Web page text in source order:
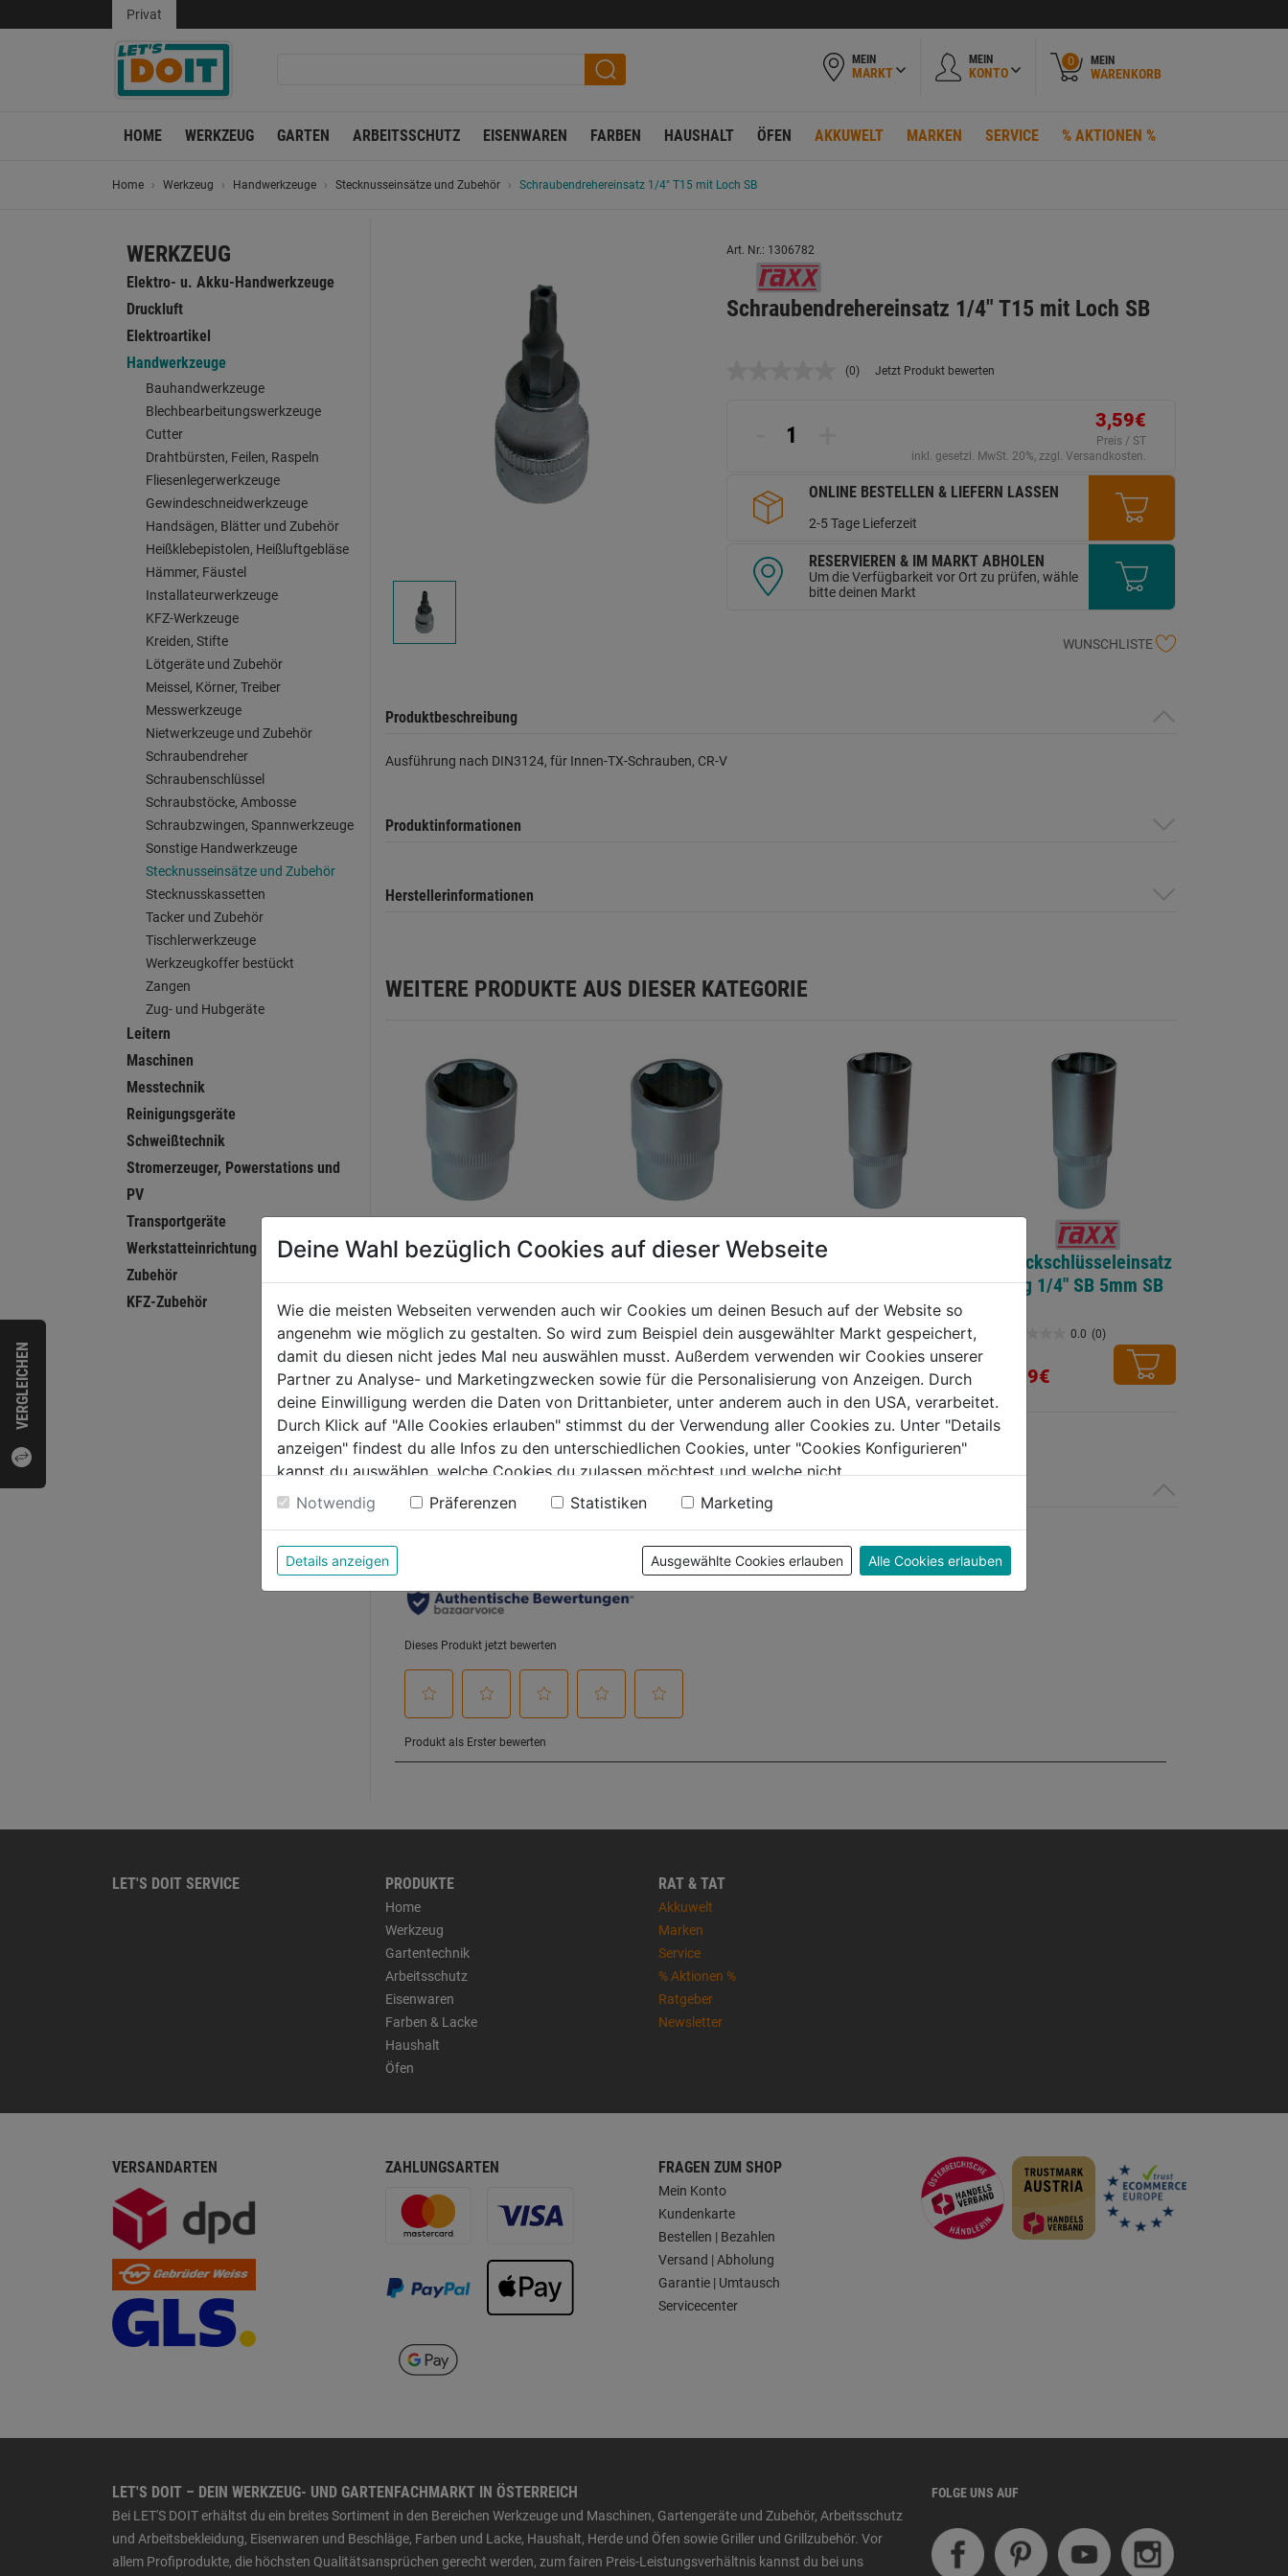
VERGLEICHEN
Privat
MEIN
MARKT
MEIN
KONTO
0 MEIN
WARENKORB
HOME WERKZEUG GARTEN ARBEITSSCHUTZ EISENWAREN FARBEN HAUSHALT ÖFEN AKKUWELT MARKEN SERVICE % AKTIONEN %
Home Werkzeug Handwerkzeuge Stecknusseinsätze und Zubehör Schraubendrehereinsatz 1/4" T15 mit Loch SB
WERKZEUG
Elektro- u. Akku-Handwerkzeuge
Druckluft
Elektroartikel
Handwerkzeuge
Bauhandwerkzeuge
Blechbearbeitungswerkzeuge
Cutter
Drahtbürsten, Feilen, Raspeln
Fliesenlegerwerkzeuge
Gewindeschneidwerkzeuge
Handsägen, Blätter und Zubehör
Heißklebepistolen, Heißluftgebläse
Hämmer, Fäustel
Installateurwerkzeuge
KFZ-Werkzeuge
Kreiden, Stifte
Lötgeräte und Zubehör
Meissel, Körner, Treiber
Messwerkzeuge
Nietwerkzeuge und Zubehör
Schraubendreher
Schraubenschlüssel
Schraubstöcke, Ambosse
Schraubzwingen, Spannwerkzeuge
Sonstige Handwerkzeuge
Stecknusseinsätze und Zubehör
Stecknusskassetten
Tacker und Zubehör
Tischlerwerkzeuge
Werkzeugkoffer bestückt
Zangen
Zug- und Hubgeräte
Leitern
Maschinen
Messtechnik
Reinigungsgeräte
Schweißtechnik
Stromerzeuger, Powerstations und
PV
Transportgeräte
Werkstatteinrichtung
Zubehör
KFZ-Zubehör
Art. Nr.: 1306782
Schraubendrehereinsatz 1/4" T15 mit Loch SB
Kein
(0) Jetzt Produkt bewerten
3,59€
Preis / ST
inkl. gesetzl. MwSt. 20%, zzgl. Versandkosten.
ONLINE BESTELLEN & LIEFERN LASSEN
2-5 Tage Lieferzeit
RESERVIEREN & IM MARKT ABHOLEN
Um die Verfügbarkeit vor Ort zu prüfen, wähle
bitte deinen Markt
WUNSCHLISTE
Produktbeschreibung
Ausführung nach DIN3124, für Innen-TX-Schrauben, CR-V
Produktinformationen
Herstellerinformationen
WEITERE PRODUKTE AUS DIESER KATEGORIE
Steckschlüsseleinsatz
1/4" 13mm SB
0.0 (0)
0.0
5
Sternen.
3,79€
Steckschlüsseleinsatz
1/4" 14mm SB
0.0 (0)
0.0
von
Sternen.
3,79€
Steckschlüsseleinsatz
lang 1/4" SB 4mm SB
0.0 (0)
0.0
von
Sternen.
3,99€
Steckschlüsseleinsatz
lang 1/4" SB 5mm SB
0.0 (0)
3,99€
LET'S DOIT SERVICE PRODUKTE
Home
Werkzeug
Gartentechnik
Arbeitsschutz
Eisenwaren
Farben & Lacke
Haushalt
Öfen
RAT & TAT
Akkuwelt
Marken
Service
% Aktionen %
Ratgeber
Newsletter
VERSANDARTEN ZAHLUNGSARTEN FRAGEN ZUM SHOP
Mein Konto
Kundenkarte
Bestellen | Bezahlen
Versand | Abholung
Garantie | Umtausch
Servicecenter
LET'S DOIT – DEIN WERKZEUG- UND GARTENFACHMARKT IN ÖSTERREICH
Bei LET'S DOIT erhältst du ein breites Sortiment in den Bereichen Werkzeuge und Maschinen, Gartengeräte und Zubehör, Arbeitsschutz
und Arbeitsbekleidung, Eisenwaren und Beschläge, Farben und Lacke, Haushalt, Herde und Öfen sowie Griller und Grillzubehör. Vor
allem Profiprodukte, die höchsten Qualitätsansprüchen gerecht werden, zum fairen Preis-Leistungsverhältnis kannst du bei uns
FOLGE UNS AUF
Deine Wahl bezüglich Cookies auf dieser Webseite
Wie die meisten Webseiten verwenden auch wir Cookies um deinen Besuch auf der Website so
angenehm wie möglich zu gestalten. So wird zum Beispiel dein ausgewählter Markt gespeichert,
damit du diesen nicht jedes Mal neu auswählen musst. Außerdem verwenden wir Cookies unserer
Partner zu Analyse- und Marketingzwecken sowie für die Personalisierung von Anzeigen. Durch
deine Einwilligung werden die Daten von Drittanbieter, unter anderem auch in den USA, verarbeitet.
Durch Klick auf "Alle Cookies erlauben" stimmst du der Verwendung aller Cookies zu. Unter "Details
anzeigen" findest du alle Infos zu den unterschiedlichen Cookies, unter "Cookies Konfigurieren"
kannst du auswählen, welche Cookies du zulassen möchtest und welche nicht.
Weitere Informationen findest du in unserer Datenschutzerklärung
Notwendig Präferenzen Statistiken Marketing
Details anzeigen Ausgewählte Cookies erlauben Alle Cookies erlauben